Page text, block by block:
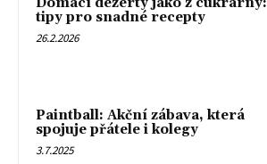
Domácí dezerty jako z cukrárny:
tipy pro snadné recepty
26.2.2026
Paintball: Akční zábava, která
spojuje přátele i kolegy
3.7.2025